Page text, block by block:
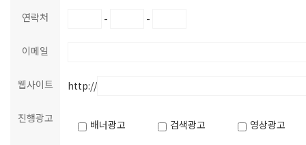
연락처 - -
이메일
웹사이트 http://
진행광고 배너광고 검색광고 영상광고